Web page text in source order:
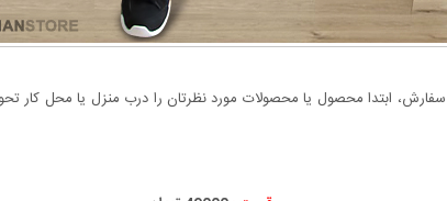
ابتدا محصول یا محصولات مورد نظرتان را درب منزل یا محل کار